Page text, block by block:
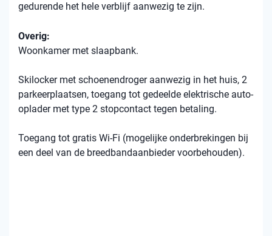
gedurende het hele verblijf aanwezig te zijn.
Overig:
Woonkamer met slaapbank.
Skilocker met schoenendroger aanwezig in het huis, 2
parkeerplaatsen, toegang tot gedeelde elektrische auto-
oplader met type 2 stopcontact tegen betaling.
Toegang tot gratis Wi-Fi (mogelijke onderbrekingen bij
een deel van de breedbandaanbieder voorbehouden).